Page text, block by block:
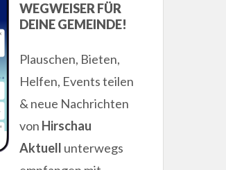
WEGWEISER FÜR
DEINE GEMEINDE!
Plauschen, Bieten,
Helfen, Events teilen
& neue Nachrichten
von Hirschau
Aktuell unterwegs